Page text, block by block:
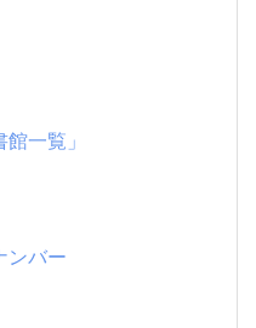
一覧」
ンバー